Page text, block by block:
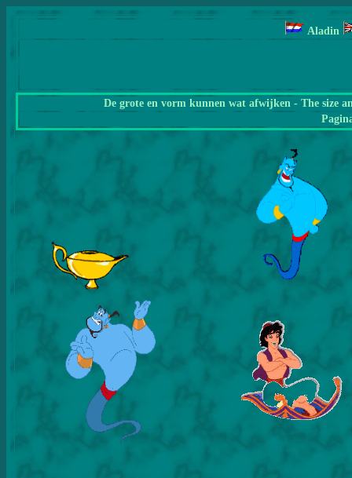
Aladin
De grote en vorm kunnen wat afwijken - The size